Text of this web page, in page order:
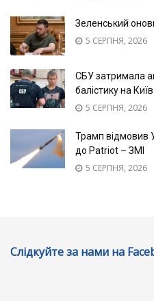
Зеленський
5 СЕРПНЯ, 2026
СБУ затримала
балістику на Київ
5 СЕРПНЯ, 2026
Трамп відмовив
до Patriot – ЗМІ
5 СЕРПНЯ, 2026
Слідкуйте за нами на